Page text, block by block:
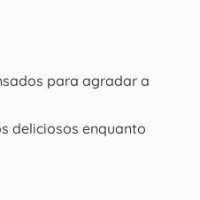
​​para agradar a
deliciosos enquanto